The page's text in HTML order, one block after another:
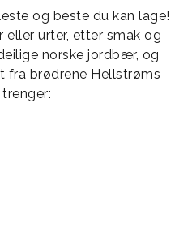
og beste du kan lage!
urter, etter smak og
norske jordbær, og
fra brødrene Hellstrøms